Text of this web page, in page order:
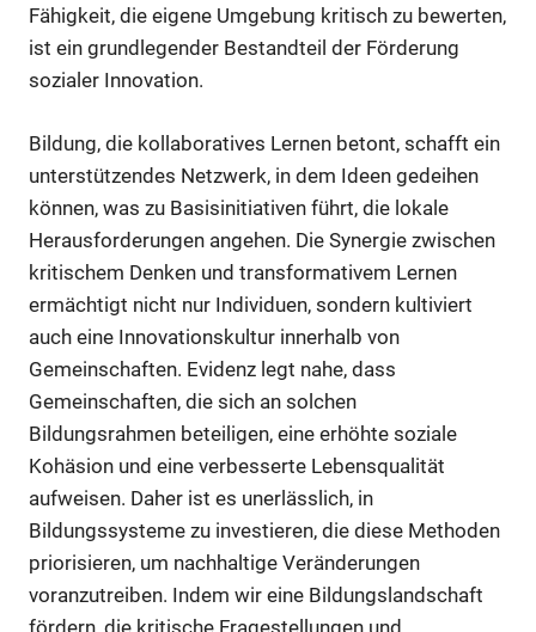
Fähigkeit, die eigene Umgebung kritisch zu bewerten,
ist ein grundlegender Bestandteil der Förderung
sozialer Innovation.
Bildung, die kollaboratives Lernen betont, schafft ein
unterstützendes Netzwerk, in dem Ideen gedeihen
können, was zu Basisinitiativen führt, die lokale
Herausforderungen angehen. Die Synergie zwischen
kritischem Denken und transformativem Lernen
ermächtigt nicht nur Individuen, sondern kultiviert
auch eine Innovationskultur innerhalb von
Gemeinschaften. Evidenz legt nahe, dass
Gemeinschaften, die sich an solchen
Bildungsrahmen beteiligen, eine erhöhte soziale
Kohäsion und eine verbesserte Lebensqualität
aufweisen. Daher ist es unerlässlich, in
Bildungssysteme zu investieren, die diese Methoden
priorisieren, um nachhaltige Veränderungen
voranzutreiben. Indem wir eine Bildungslandschaft
fördern, die kritische Fragestellungen und